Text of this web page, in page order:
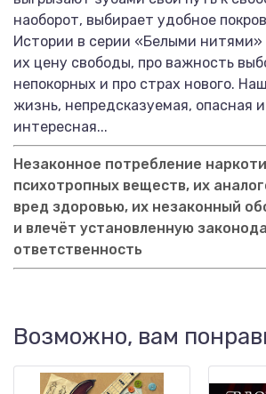
наоборот, выбирает удобное
Истории в серии «Белыми нитями»
их цену свободы, про важность
непокорных и про страх нового.
жизнь, непредсказуемая, опасная
интересная...
Незаконное потребление
психотропных веществ, их
вред здоровью, их незаконный
и влечёт установленную
ответственность
Возможно, вам